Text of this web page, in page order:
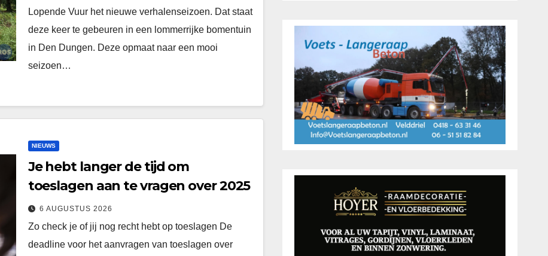
Hooidonk
Lopende Vuur het nieuwe verhalenseizoen. Dat staat
deze keer te gebeuren in een lommerrijke bomentuin
in Den Dungen. Deze opmaat naar een mooi
seizoen…
NIEUWS
Je hebt langer de tijd om
toeslagen aan te vragen over 2025
6 AUGUSTUS 2026
Zo check je of jij nog recht hebt op toeslagen De
deadline voor het aanvragen van toeslagen over